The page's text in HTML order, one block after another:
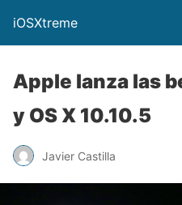
iOSXtreme
Apple lanza las
y OS X 10.10.5
Javier Castilla